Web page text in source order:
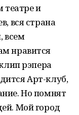
театре и
вся страна
всем
нравится
рэпера
Арт-клуб,
Но помнят
Мой город